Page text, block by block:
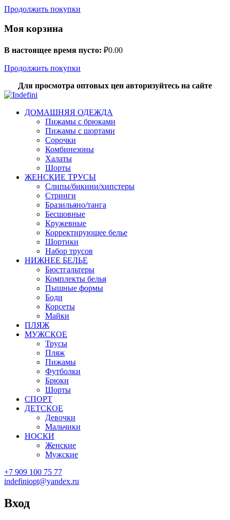
Продолжить покупки
Моя корзина
В настоящее время пусто: ₽0.00
Продолжить покупки
Для просмотра оптовых цен авторизуйтесь на сайте
ДОМАШНЯЯ ОДЕЖДА
Пижамы с брюками
Пижамы с шортами
Сорочки
Комбинезоны
Халаты
Шорты
ЖЕНСКИЕ ТРУСЫ
Слипы/бикини/хипстеры
Стринги
Бразильяно/танга
Бесшовные
Кружевные
Корректирующее белье
Шортики
Набор трусов
НИЖНЕЕ БЕЛЬЕ
Бюстгальтеры
Комплекты белья
Пышные формы
Боди
Корсеты
Майки
ПЛЯЖ
МУЖСКОЕ
Трусы
Пляж
Пижамы
Футболки
Брюки
Шорты
СПОРТ
ДЕТСКОЕ
Девочки
Мальчики
НОСКИ
Женские
Мужские
+7 909 100 75 77
indefiniopt@yandex.ru
Вход